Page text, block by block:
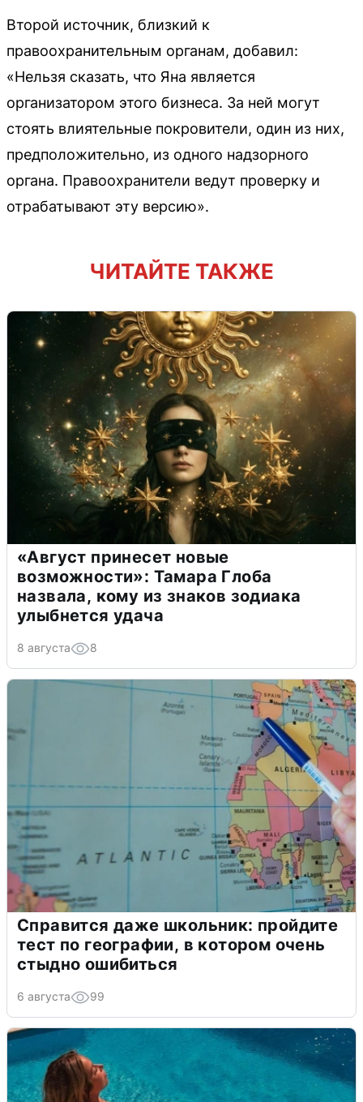
Второй источник, близкий к
правоохранительным органам, добавил:
«Нельзя сказать, что Яна является
организатором этого бизнеса. За ней могут
стоять влиятельные покровители, один из них,
предположительно, из одного надзорного
органа. Правоохранители ведут проверку и
отрабатывают эту версию».
ЧИТАЙТЕ ТАКЖЕ
«Август принесет новые
возможности»: Тамара Глоба
назвала, кому из знаков зодиака
улыбнется удача
8 августа 8
Справится даже школьник: пройдите
тест по географии, в котором очень
стыдно ошибиться
6 августа 99